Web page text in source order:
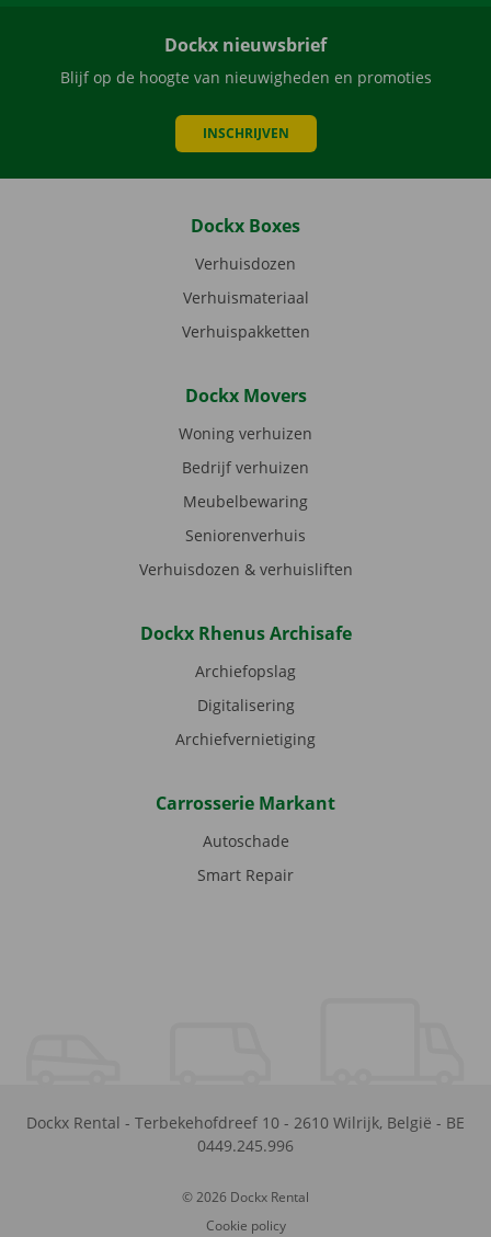
Dockx nieuwsbrief
Blijf op de hoogte van nieuwigheden en promoties
INSCHRIJVEN
Dockx Boxes
Verhuisdozen
Verhuismateriaal
Verhuispakketten
Dockx Movers
Woning verhuizen
Bedrijf verhuizen
Meubelbewaring
Seniorenverhuis
Verhuisdozen & verhuisliften
Dockx Rhenus Archisafe
Archiefopslag
Digitalisering
Archiefvernietiging
Carrosserie Markant
Autoschade
Smart Repair
Dockx Rental - Terbekehofdreef 10 - 2610 Wilrijk, België - BE
0449.245.996
© 2026 Dockx Rental
Cookie policy